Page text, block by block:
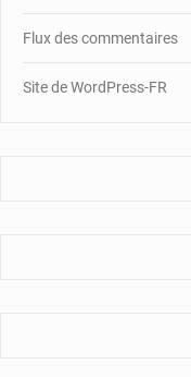
Flux des commentaires
Site de WordPress-FR